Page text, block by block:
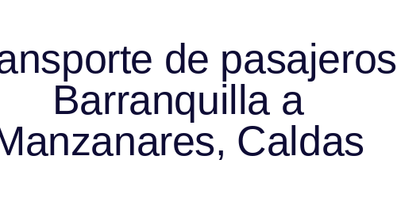
de pasajeros
Barranquilla a
Caldas